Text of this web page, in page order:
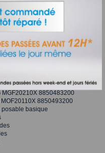
R-242(IN)W R-242INW
R-242(W)E R.242.W.E R242WE
R-242(W)W R-242WW
R-60STE R60STE
R-60STW R60STW
R-642(IN)W R.642.IN.W
MGF20210B 8814663200
MGF20210X 8850483200
8850493200
basique